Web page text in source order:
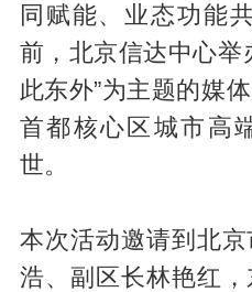
同赋能、业态功能
前，北京信达中心举
此东外”为主题的媒
首都核心区城市高
世。
本次活动邀请到北
浩、副区长林艳红